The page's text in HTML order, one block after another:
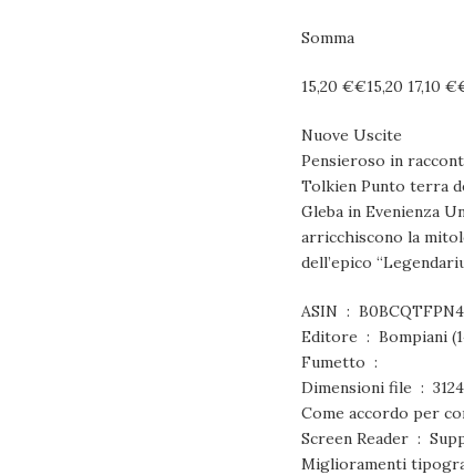
Somma
15,20 €€15,20 17,10
Nuove Uscite
Pensieroso in
Tolkien Punto terra
Gleba in Evenienza
arricchiscono la
dell’epico
ASIN ‏ : ‎ B0BCQTFPN4
Editore ‏ :
Fumetto ‏ : ‎
Dimensioni file
Screen